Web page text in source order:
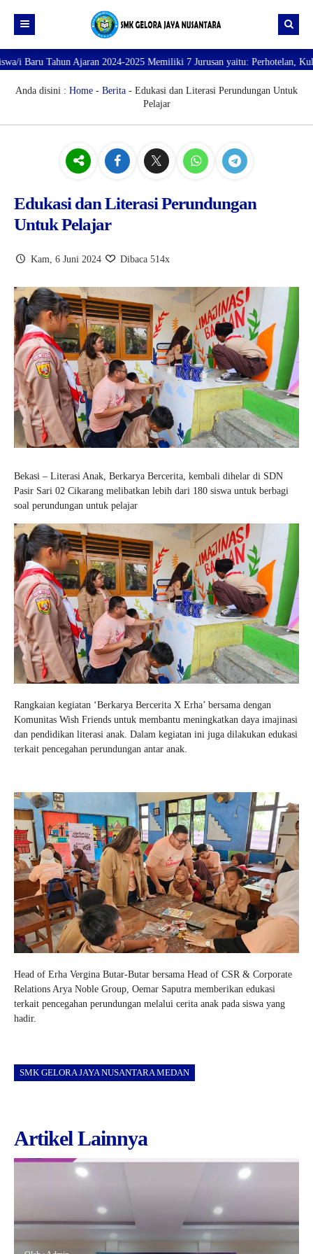
Beranda
Profil
SARANA PRASARANA
DATA GURU
Tahun Ajaran 2024-2025 Memiliki 7 Jurusan yaitu: Perhotelan, Kuliner,
Anda disini : Home - Berita - Edukasi dan Literasi Perundungan Untuk
Pelajar
Edukasi dan Literasi Perundungan
Untuk Pelajar
Kam, 6 Juni 2024 Dibaca 514x
Bekasi – Literasi Anak, Berkarya Bercerita, kembali dihelar di SDN
Pasir Sari 02 Cikarang melibatkan lebih dari 180 siswa untuk berbagi
soal perundungan untuk pelajar
Rangkaian kegiatan ‘Berkarya Bercerita X Erha’ bersama dengan
Komunitas Wish Friends untuk membantu meningkatkan daya imajinasi
dan pendidikan literasi anak. Dalam kegiatan ini juga dilakukan edukasi
terkait pencegahan perundungan antar anak.
Head of Erha Vergina Butar-Butar bersama Head of CSR & Corporate
Relations Arya Noble Group, Oemar Saputra memberikan edukasi
terkait pencegahan perundungan melalui cerita anak pada siswa yang
hadir.
SMK GELORA JAYA NUSANTARA MEDAN
Artikel Lainnya